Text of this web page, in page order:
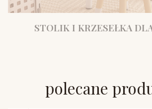
STOLIK I KRZESEŁKA
polecane